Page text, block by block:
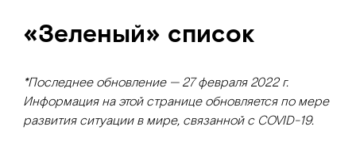
«Зеленый» список
*Последнее обновление — 27 февраля 2022 г.
Информация на этой странице обновляется по мере
развития ситуации в мире, связанной с COVID-19.